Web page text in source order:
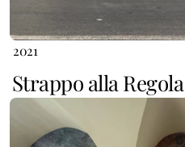
2021
Strappo alla Regola